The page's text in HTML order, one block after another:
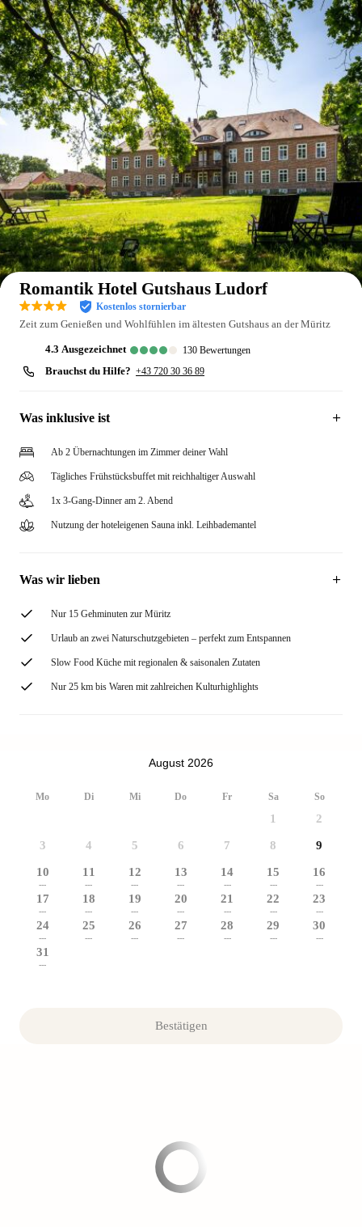
Auf der Karte anzeigen
Romantik Hotel Gutshaus Ludorf
Kostenlos stornierbar
Zeit zum Genießen und Wohlfühlen im ältesten Gutshaus an der Müritz
4.3 ausgezeichnet 130 Bewertungen
Brauchst du Hilfe? +43 720 30 36 89
Was inklusive ist
Ab 2 Übernachtungen im Zimmer deiner Wahl
Tägliches Frühstücksbuffet mit reichhaltiger Auswahl
1x 3-Gang-Dinner am 2. Abend
Nutzung der hoteleigenen Sauna inkl. Leihbademantel
Was wir lieben
Nur 15 Gehminuten zur Müritz
Urlaub an zwei Naturschutzgebieten – perfekt zum Entspannen
Slow Food Küche mit regionalen & saisonalen Zutaten
Nur 25 km bis Waren mit zahlreichen Kulturhighlights
August 2026
Mo Di Mi Do Fr Sa So
1 2
3 4 5 6 7 8 9
10
---
11
---
12
---
13
---
14
---
15
---
16
---
17
---
18
---
19
---
20
---
21
---
22
---
23
---
24
---
25
---
26
---
27
---
28
---
29
---
30
---
31
---
Bestätigen